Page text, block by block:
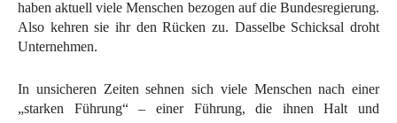
haben aktuell viele Menschen bezogen auf die Bundesregierung.
Also kehren sie ihr den Rücken zu. Dasselbe Schicksal droht
Unternehmen.
In unsicheren Zeiten sehnen sich viele Menschen nach einer
„starken Führung“ – einer Führung, die ihnen Halt und